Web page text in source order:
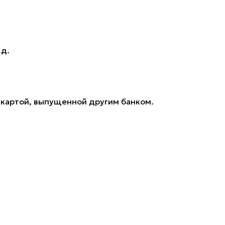
выпущенной другим банком.